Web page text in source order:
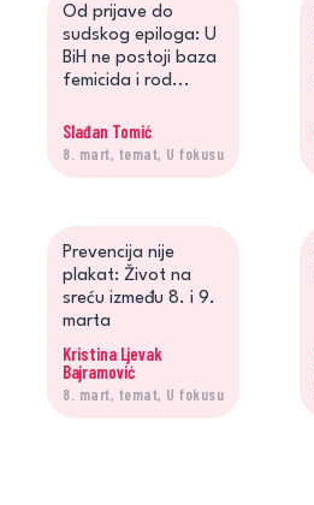
Od prijave do
sudskog epiloga: U
BiH ne postoji baza
femicida i rod...
Slađan Tomić
8. mart, temat, U fokusu
Prevencija nije
plakat: Život na
sreću između 8. i 9.
marta
Kristina Ljevak
Bajramović
8. mart, temat, U fokusu